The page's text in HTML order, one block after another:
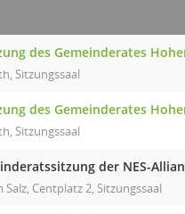
des Gemeinderates
Sitzungssaal
des Gemeinderates
Sitzungssaal
der NES-
Centplatz 2, Sitzungssaal